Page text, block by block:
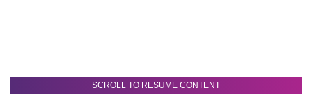
SCROLL TO RESUME CONTENT